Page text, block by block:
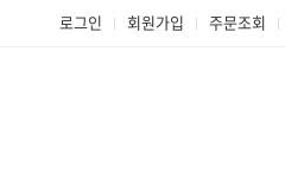
로그인 회원가입 주문조회